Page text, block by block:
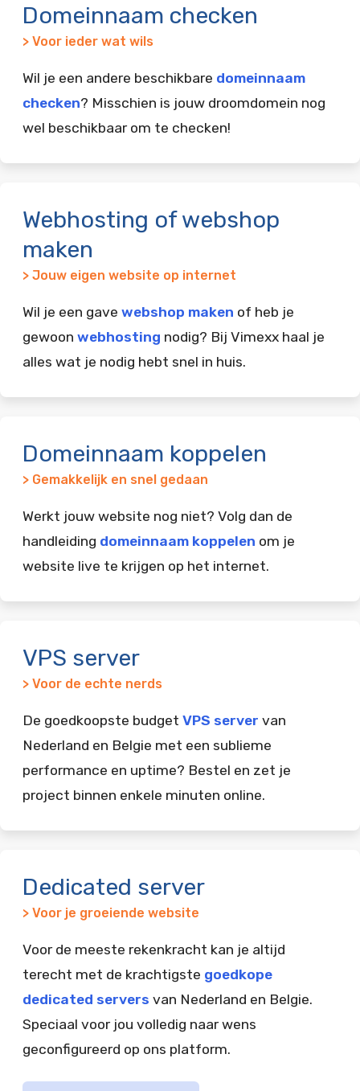
Domeinnaam checken
> Voor ieder wat wils
Wil je een andere beschikbare domeinnaam
checken? Misschien is jouw droomdomein nog
wel beschikbaar om te checken!
Webhosting of webshop
maken
> Jouw eigen website op internet
Wil je een gave webshop maken of heb je
gewoon webhosting nodig? Bij Vimexx haal je
alles wat je nodig hebt snel in huis.
Domeinnaam koppelen
> Gemakkelijk en snel gedaan
Werkt jouw website nog niet? Volg dan de
handleiding domeinnaam koppelen om je
website live te krijgen op het internet.
VPS server
> Voor de echte nerds
De goedkoopste budget VPS server van
Nederland en Belgie met een sublieme
performance en uptime? Bestel en zet je
project binnen enkele minuten online.
Dedicated server
> Voor je groeiende website
Voor de meeste rekenkracht kan je altijd
terecht met de krachtigste goedkope
dedicated servers van Nederland en Belgie.
Speciaal voor jou volledig naar wens
geconfigureerd op ons platform.